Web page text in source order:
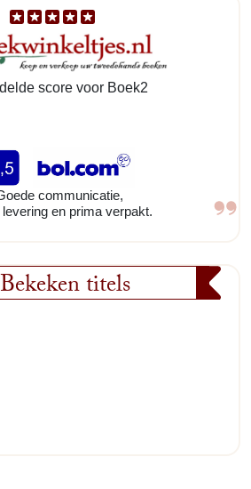
score voor Boek2
communicatie,
en prima verpakt.
Bekeken titels